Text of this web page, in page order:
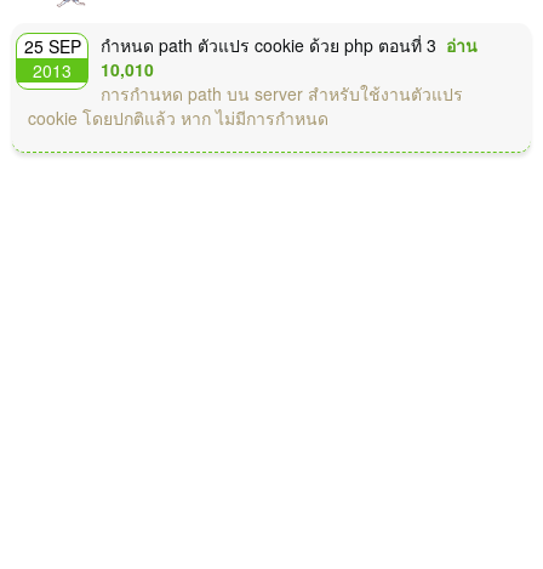
25 SEP
2013
กำหนด path ตัวแปร cookie ด้วย php ตอนที่ 3 อ่าน
10,010
การกำนหด path บน server สำหรับใช้งานตัวแปร
cookie โดยปกติแล้ว หาก ไม่มีการกำหนด